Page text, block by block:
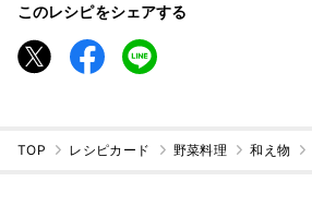
このレシピをシェアする
TOP レシピカード 野菜料理 和え物